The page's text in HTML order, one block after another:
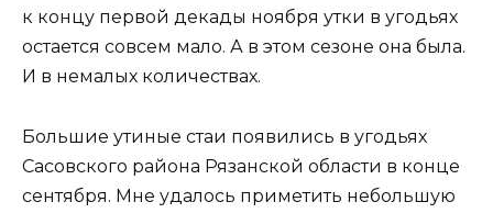
к концу первой декады ноября утки в угодьях
остается совсем мало. А в этом сезоне она была.
И в немалых количествах.
Большие утиные стаи появились в угодьях
Сасовского района Рязанской области в конце
сентября. Мне удалось приметить небольшую